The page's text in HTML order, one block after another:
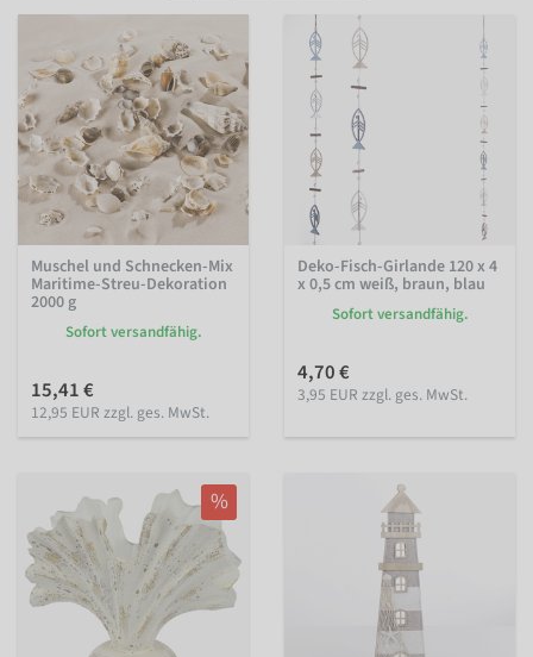
Muschel und Schnecken-Mix
Maritime-Streu-Dekoration
2000 g
Sofort versandfähig.
15,41 €
12,95 EUR zzgl. ges. MwSt.
Deko-Fisch-Girlande 120 x 4
x 0,5 cm weiß, braun, blau
Sofort versandfähig.
4,70 €
3,95 EUR zzgl. ges. MwSt.
%